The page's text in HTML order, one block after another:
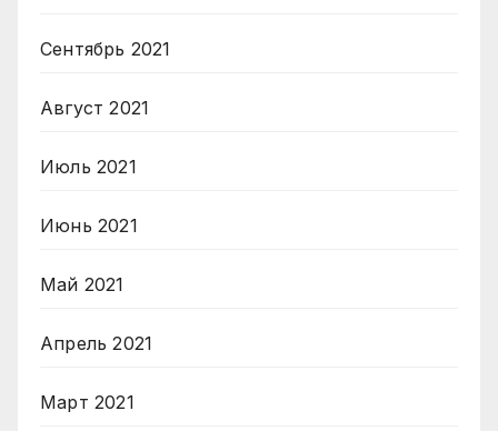
Сентябрь 2021
Август 2021
Июль 2021
Июнь 2021
Май 2021
Апрель 2021
Март 2021